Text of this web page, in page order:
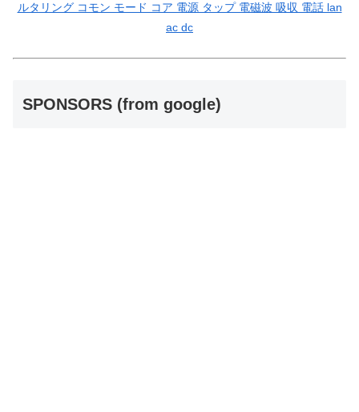
ルタリング コモン モード コア 電源 タップ 電磁波 吸収 電話 lan
ac dc
SPONSORS (from google)